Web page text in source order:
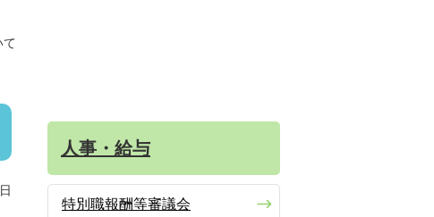
て
人事・給与
特別職報酬等審議会